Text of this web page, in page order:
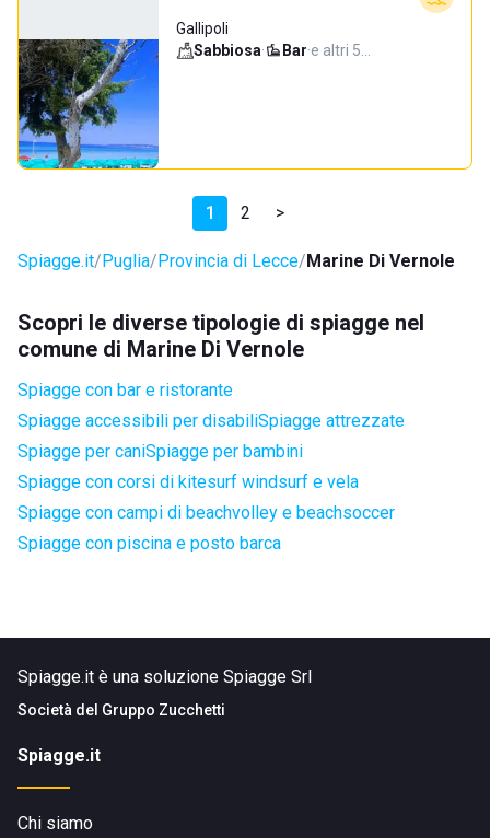
Gallipoli
Sabbiosa· Bar·e altri 5…
1 2 >
Spiagge.it Puglia Provincia di Lecce Marine Di Vernole
Scopri le diverse tipologie di spiagge nel
comune di Marine Di Vernole
Spiagge con bar e ristorante
Spiagge accessibili per disabiliSpiagge attrezzate
Spiagge per caniSpiagge per bambini
Spiagge con corsi di kitesurf windsurf e vela
Spiagge con campi di beachvolley e beachsoccer
Spiagge con piscina e posto barca
Spiagge.it è una soluzione Spiagge Srl
Società del Gruppo Zucchetti
Spiagge.it
Chi siamo